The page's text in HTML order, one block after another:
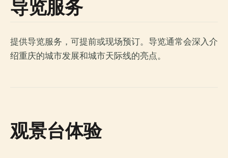
导览服务
提供导览服务，可提前或现场预订。导览通常会深入介
绍重庆的城市发展和城市天际线的亮点。
观景台体验